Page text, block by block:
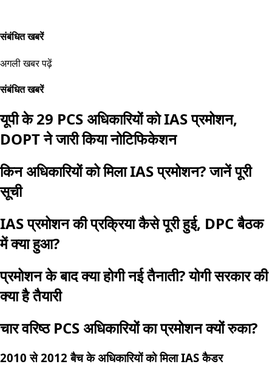
संबंधित खबरें
अगली खबर पढ़ें
संबंधित खबरें
यूपी के 29 PCS अधिकारियों को IAS प्रमोशन,
DOPT ने जारी किया नोटिफिकेशन
किन अधिकारियों को मिला IAS प्रमोशन? जानें पूरी
सूची
IAS प्रमोशन की प्रक्रिया कैसे पूरी हुई, DPC बैठक
में क्या हुआ?
प्रमोशन के बाद क्या होगी नई तैनाती? योगी सरकार की
क्या है तैयारी
चार वरिष्ठ PCS अधिकारियों का प्रमोशन क्यों रुका?
2010 से 2012 बैच के अधिकारियों को मिला IAS कैडर